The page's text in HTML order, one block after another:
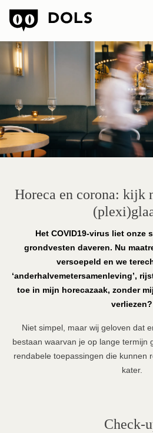
Horeca en corona: kijk
Het COVID19-virus liet onze
grondvesten daveren. Nu
versoepeld en we
‘anderhalvemetersamenleving’,
toe in mijn horecazaak, zonder
verliezen?
Niet simpel, maar wij geloven dat
bestaan waarvan je op lange termijn
rendabele toepassingen die kunnen
kater.
Check-